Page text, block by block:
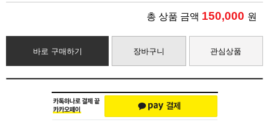
총 상품 금액 150,000 원
바로 구매하기 장바구니 관심상품